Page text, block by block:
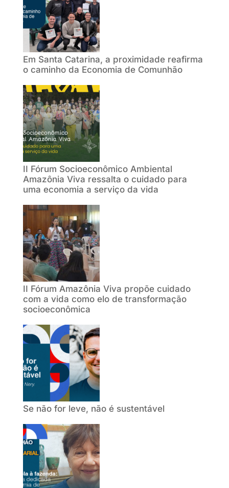
Em Santa Catarina, a proximidade reafirma
o caminho da Economia de Comunhão
II Fórum Socioeconômico Ambiental
Amazônia Viva ressalta o cuidado para
uma economia a serviço da vida
II Fórum Amazônia Viva propõe cuidado
com a vida como elo de transformação
socioeconômica
Se não for leve, não é sustentável